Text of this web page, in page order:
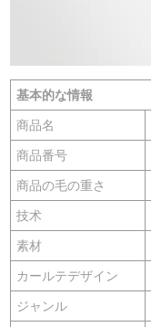
基本的な情報
商品名
商品番号
商品の毛の重さ
技术
素材
カールテデザイン
ジャンル